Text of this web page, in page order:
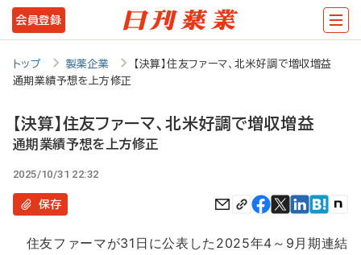
メ
イ
コ
テ
ツ
に
会員登録
トップ 製薬企業
【決算】住友ファーマ、北米好調で増収増益
通期業績予想を上方修正
【決算】住友ファーマ、北米好調で増収増益
通期業績予想を上方修正
2025/10/31 22:32
保存
住友ファーマが31日に公表した2025年4～9月期連結